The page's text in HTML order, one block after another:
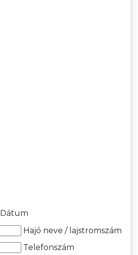
Dátum
Hajó neve / lajstromszám
Telefonszám